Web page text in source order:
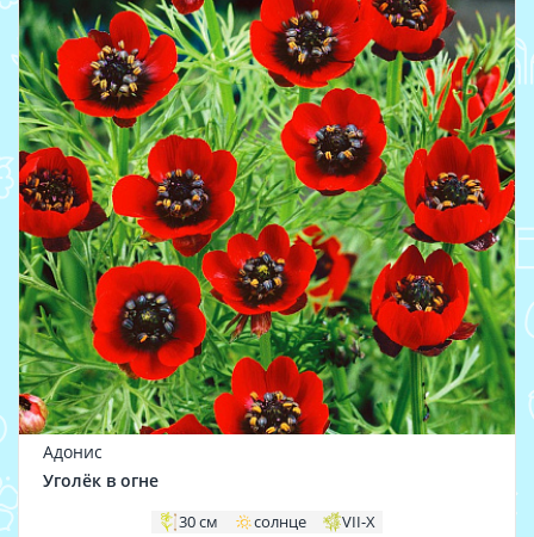
Адонис
Уголёк в огне
30 см солнце VII-X